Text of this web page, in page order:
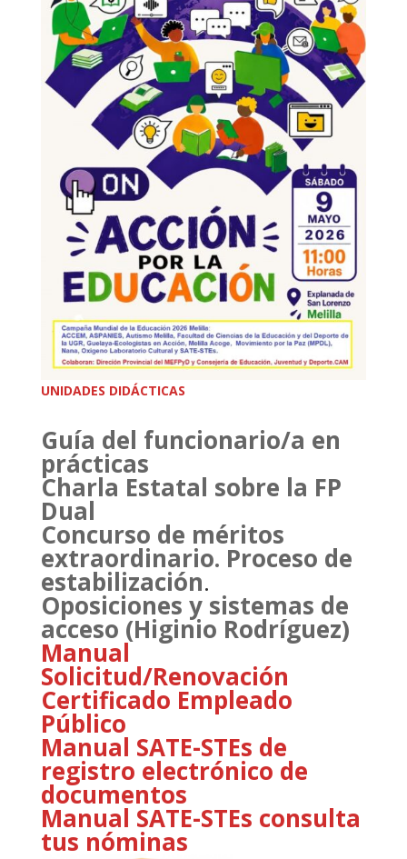
UNIDADES DIDÁCTICAS
Guía del funcionario/a en
prácticas
Charla Estatal sobre la FP
Dual
Concurso de méritos
extraordinario. Proceso de
estabilización.
Oposiciones y sistemas de
acceso (Higinio Rodríguez)
Manual
Solicitud/Renovación
Certificado Empleado
Público
Manual SATE-STEs de
registro electrónico de
documentos
Manual SATE-STEs consulta
tus nóminas